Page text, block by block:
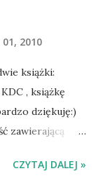
2010
książki:
, książkę
dziękuję:)
zawierającą
Zapraszam
CZYTAJ DALEJ »